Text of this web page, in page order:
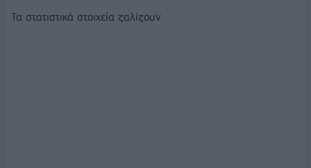
Τα στατιστικά στοιχεία ζαλίζουν